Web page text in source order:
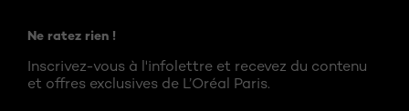
Ne ratez rien !
Inscrivez-vous à l'infolettre et recevez du contenu
et offres exclusives de L’Oréal Paris.